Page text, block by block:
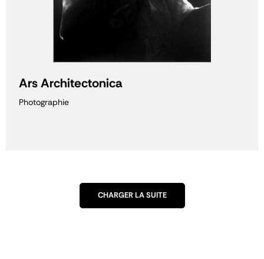
Ars Architectonica
Photographie
CHARGER LA SUITE